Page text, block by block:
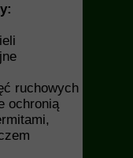
ruchowych
ochronią